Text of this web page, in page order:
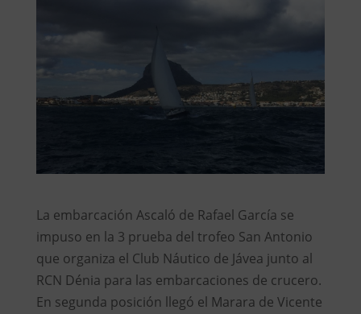
La embarcación Ascaló de Rafael García se
impuso en la 3 prueba del trofeo San Antonio
que organiza el Club Náutico de Jávea junto al
RCN Dénia para las embarcaciones de crucero.
En segunda posición llegó el Marara de Vicente